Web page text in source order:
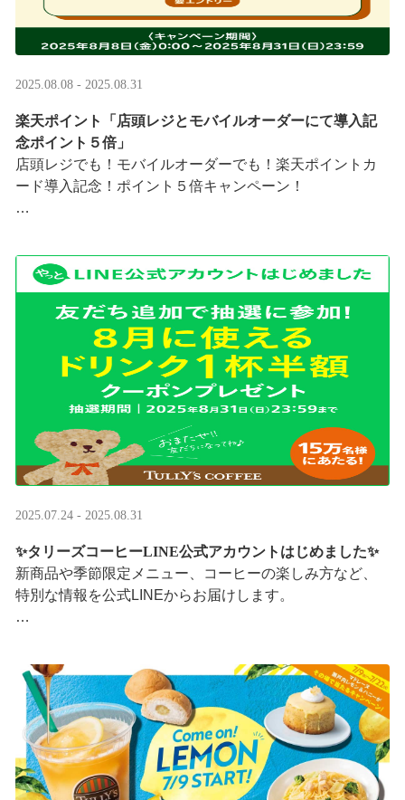
2025.08.08 - 2025.08.31
楽天ポイント「店頭レジとモバイルオーダーにて導入記
念ポイント５倍」
店頭レジでも！モバイルオーダーでも！楽天ポイントカ
ード導入記念！ポイント５倍キャンペーン！
8/8（金）0:00～8/31 ···
2025.07.24 - 2025.08.31
✨タリーズコーヒーLINE公式アカウントはじめました✨
新商品や季節限定メニュー、コーヒーの楽しみ方など、
特別な情報を公式LINEからお届けします。
···